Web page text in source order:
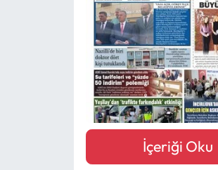
İçeriği Oku